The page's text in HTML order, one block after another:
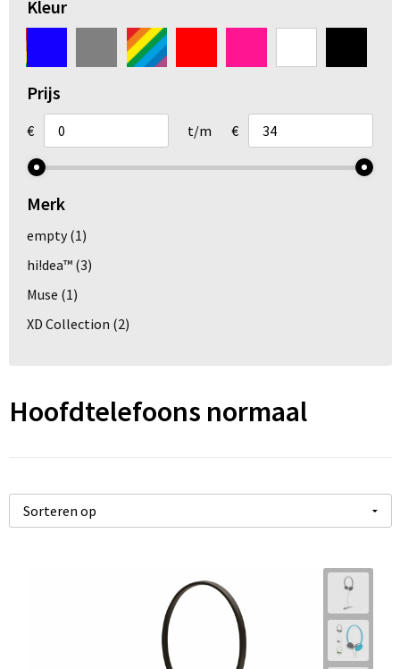
Arm- en handbescherming
Ademhalingsbescherming
Gehoorbescherming
Oog- en gelaatsbescherming
Broeken en Rokken
Kleur
Prijs
€ t/m €
Merk
empty (1)
hi!dea™ (3)
Muse (1)
XD Collection (2)
Hoofdtelefoons normaal